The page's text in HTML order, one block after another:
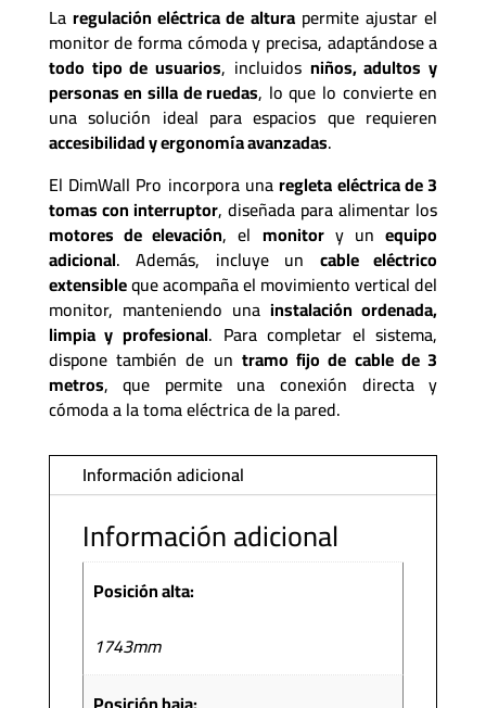
La regulación eléctrica de alturapermite ajustar el
monitor de forma cómoda y precisa, adaptándose a
todo tipo de usuarios, incluidos niños, adultos y
personas en silla de ruedas, lo que lo convierte en
una solución ideal para espacios que requieren
accesibilidad y ergonomía avanzadas.
El DimWall Pro incorpora unaregleta eléctrica de 3
tomas con interruptor, diseñada para alimentar los
motores de elevación, el monitory unequipo
adicional. Además, incluye un cable eléctrico
extensibleque acompaña el movimiento vertical del
monitor, manteniendo unainstalación ordenada,
limpia y profesional. Para completar el sistema,
dispone también de un tramo fijo de cable de 3
metros, que permite una conexión directa y
cómoda a la toma eléctrica de la pared.
Información adicional
Información adicional
Posición alta:
1743mm